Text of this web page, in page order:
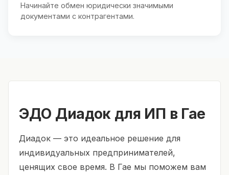
Начинайте обмен юридически значимыми
документами с контрагентами.
ЭДО Диадок для ИП в Гае
Диадок — это идеальное решение для
индивидуальных предпринимателей,
ценящих свое время. В Гае мы поможем вам